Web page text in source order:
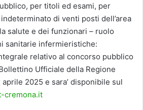
per titoli ed esami, per
di venti posti dell’area
salute e dei funzionari – ruolo
sanitarie infermieristiche:
relativo al concorso pubblico
Ufficiale della Regione
2025 e sara’ disponibile sul
cremona.it